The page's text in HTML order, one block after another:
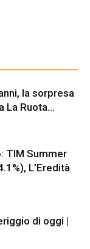
la sorpresa
La Ruota...
TIM Summer
L’Eredità
di oggi |